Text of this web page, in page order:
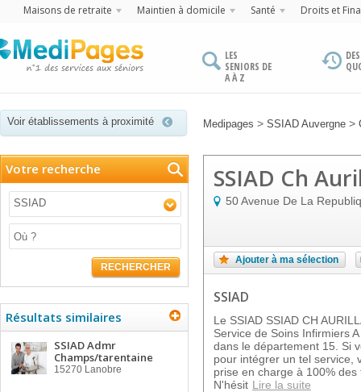
Maisons de retraite Maintien à domicile Santé Droits et
LES
SENIORS DE
A À Z
Voir établissements à proximité Medipages > SSIAD Auvergne >
Votre recherche
SSIAD
RECHERCHER
Résultats similaires
SSIAD Admr
Champs/tarentaine
15270 Lanobre
SSIAD Ch
50 Avenue De La
Ajouter à ma sélection
SSIAD
Le SSIAD SSIAD CH
Service de Soins Infirmiers
dans le département 15. Si
pour intégrer un tel service,
prise en charge à 100%
N'hésit Lire la suite